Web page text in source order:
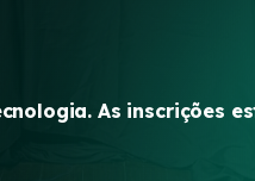
As inscrições